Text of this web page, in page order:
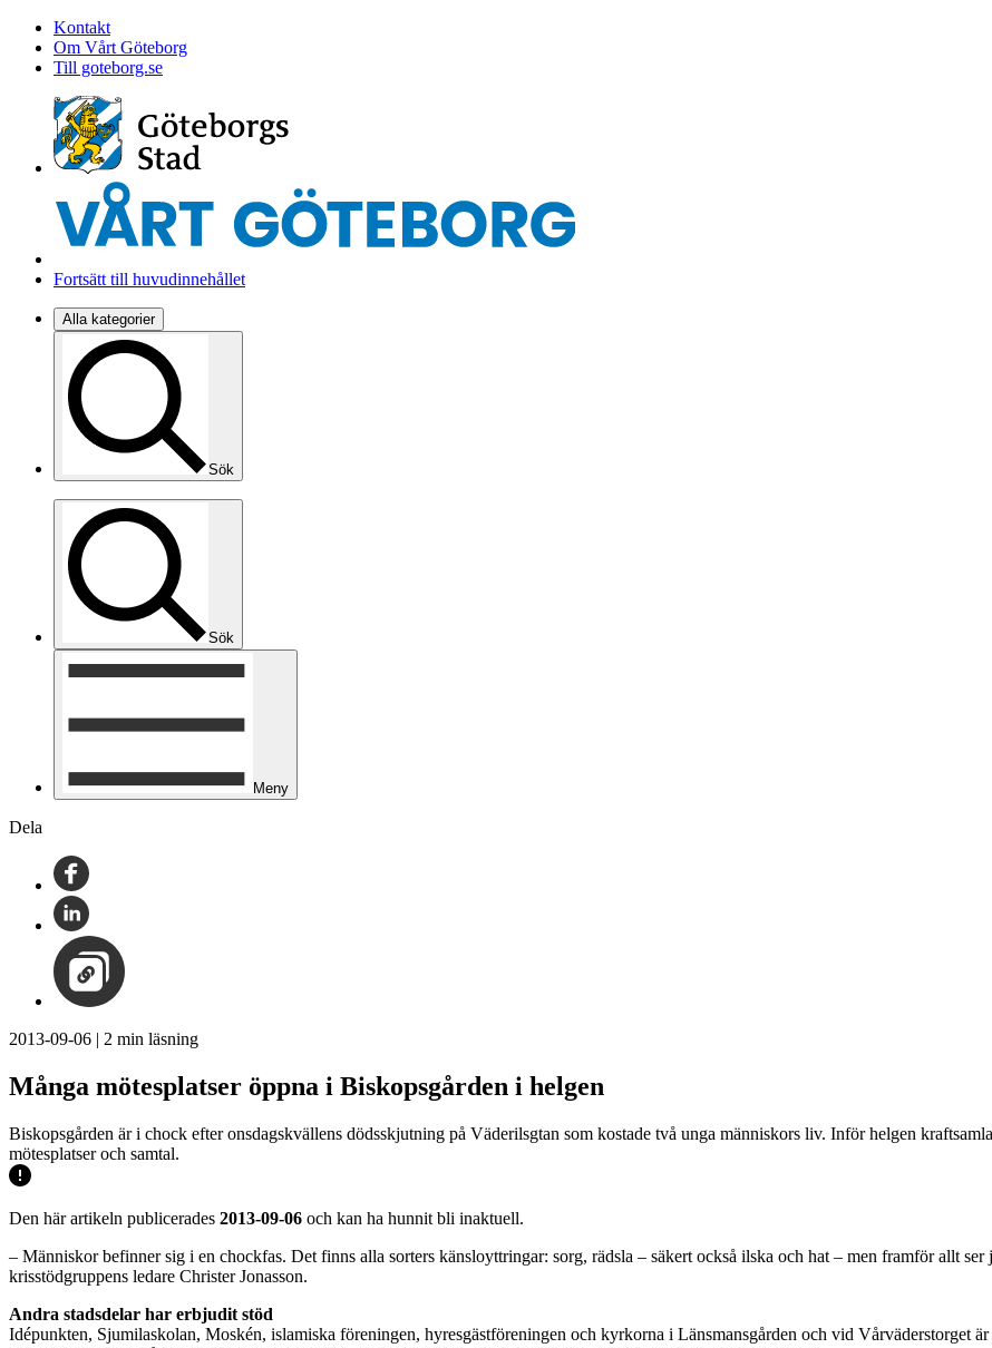
Kontakt
Om Vårt Göteborg
Till goteborg.se
Fortsätt till huvudinnehållet
Alla kategorier
Sök
Sök
Meny
Dela
2013-09-06 | 2 min läsning
Många mötesplatser öppna i Biskopsgården i helgen
Biskopsgården är i chock efter onsdagskvällens dödsskjutning på Väderilsgtan som kostade två unga människors liv. Inför helgen
mötesplatser och samtal.
Den här artikeln publicerades 2013-09-06 och kan ha hunnit bli inaktuell.
– Människor befinner sig i en chockfas. Det finns alla sorters känsloyttringar: sorg, rädsla – säkert också ilska och hat – men framför allt
krisstödgruppens ledare Christer Jonasson.
Andra stadsdelar har erbjudit stöd
Idépunkten, Sjumilaskolan, Moskén, islamiska föreningen, hyresgästföreningen och kyrkorna i Länsmansgården och vid Vårväderstorget